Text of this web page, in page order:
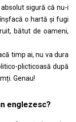
sigură că nu-i
o hartă și fugi
bătut de oameni,
timp ai, nu va dura
plicticoasă după
Genau!
englezesc?